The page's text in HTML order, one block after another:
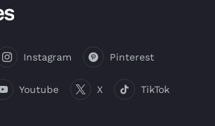
Instagram Pinterest
Youtube X TikTok